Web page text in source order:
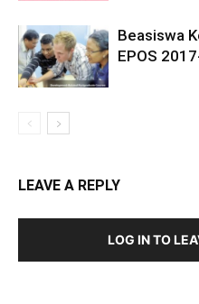
Beasiswa
EPOS
LEAVE A REPLY
LOG IN TO